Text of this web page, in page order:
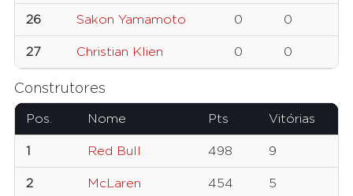
26 Sakon Yamamoto 0 0
27 Christian Klien 0 0
Construtores
Pos. Nome Pts Vitórias
1 Red Bull 498 9
2 McLaren 454 5